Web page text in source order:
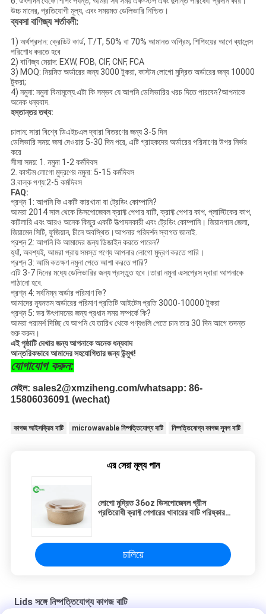
উচ্চ মানের, প্রতিযোগী মূল্য, এবং সময়মত ডেলিভারি নিশ্চিত।
ব্যবসা বাণিজ্য শর্তাবলী:
1) অর্থপ্রদান: ক্রেডিট কার্ড, T/T, 50% বা 70% আমানত অগ্রিম, শিপিংয়ের আগে ব্যালেন্স
পরিশোধ করতে হবে
2) বাণিজ্য মেয়াদ: EXW, FOB, CIF, CNF, FCA
3) MOQ: নিয়মিত অর্ডারের জন্য 3000 টুকরা, কাস্টম লোগো মুদ্রিত অর্ডারের জন্য 10000
টুকরা;
4) নমুনা: নমুনা বিনামূল্যে.এটা কি সম্ভব যে আপনি ডেলিভারির খরচ দিতে পারবেন?আপনাকে
অনেক ধন্যবাদ.
হস্তান্তর তথ্য:
চালান: সারা বিশ্বে ডিএইচএল দ্বারা বিতরণের জন্য 3-5 দিন
ডেলিভারি সময়: জমা দেওয়ার 5-30 দিন পরে, এটি গ্রাহকদের অর্ডারের পরিমাণের উপর নির্ভর
করে
সীসা সময়: 1. নমুনা 1-2 কর্মদিবস
2. কাস্টম লোগো মুদ্রণের নমুনা: 5-15 কর্মদিবস
3.বাল্ক পণ্য:2-5 কর্মদিবস
FAQ:
প্রশ্ন 1: আপনি কি একটি কারখানা বা ট্রেডিং কোম্পানি?
আমরা 2014 সাল থেকে ডিসপোজেবল ক্রাফ্ট পেপার বাটি, ক্রাফ্ট পেপার কাপ, প্লাস্টিকের কাপ,
কাটলারি এবং আরও অনেক কিছুর একটি উত্পাদনকারী এবং ট্রেডিং কোম্পানি। জিয়ানগান জেলা,
জিয়ামেন সিটি, ফুজিয়ান, চীনে অবস্থিত।আপনার পরিদর্শন স্বাগত জানাই.
প্রশ্ন 2: আপনি কি আমাদের জন্য ডিজাইন করতে পারেন?
হ্যাঁ, অবশ্যই, আমরা প্রায় সমস্ত পণ্যে আপনার লোগো মুদ্রণ করতে পারি।
প্রশ্ন 3: আমি কতক্ষণ নমুনা পেতে আশা করতে পারি?
এটি 3-7 দিনের মধ্যে ডেলিভারির জন্য প্রস্তুত হবে।তারা নমুনা এক্সপ্রেস দ্বারা আপনাকে
পাঠানো হবে.
প্রশ্ন 4: সর্বনিম্ন অর্ডার পরিমাণ কি?
আমাদের ন্যূনতম অর্ডারের পরিমাণ প্রতিটি আইটেম প্রতি 3000-10000 টুকরা
প্রশ্ন 5: ভর উৎপাদনের জন্য প্রধান সময় সম্পর্কে কি?
আমরা পরামর্শ দিচ্ছি যে আপনি যে তারিখ থেকে পণ্যগুলি পেতে চান তার 30 দিন আগে তদন্ত
শুরু করুন।
এই পৃষ্ঠাটি দেখার জন্য আপনাকে অনেক ধন্যবাদ
আন্তরিকভাবে আমাদের সহযোগিতার জন্য উন্মুখ!
যোগাযোগ করুন:
মেইল: sales2@xmziheng.com/whatsapp: 86-
15806036091 (wechat)
কাগজ আইসক্রিম বাটি microwavable নিষ্পত্তিযোগ্য বাটি নিষ্পত্তিযোগ্য কাগজ স্যুপ বাটি
এর সেরা মূল্য পান
লোগো মুদ্রিত 36oz ডিসপোজেবল গ্রীস
প্রতিরোধী ক্রাফ্ট পেপারের খাবারের বাটি পরিষ্কার
চালিয়ে
Lids সঙ্গে নিষ্পত্তিযোগ্য কাগজ বাটি